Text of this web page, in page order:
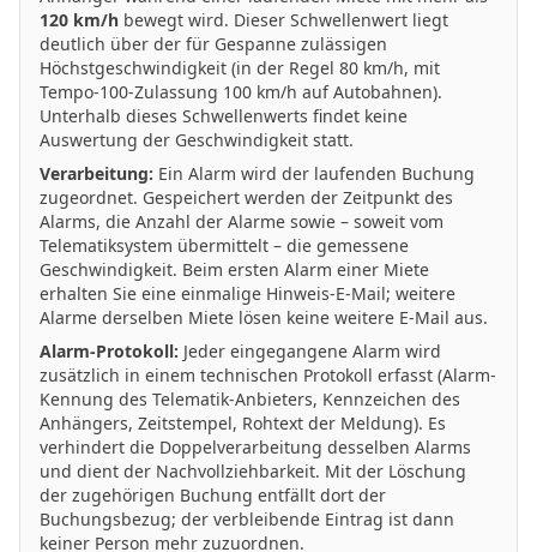
120 km/h bewegt wird. Dieser Schwellenwert liegt
deutlich über der für Gespanne zulässigen
Höchstgeschwindigkeit (in der Regel 80 km/h, mit
Tempo-100-Zulassung 100 km/h auf Autobahnen).
Unterhalb dieses Schwellenwerts findet keine
Auswertung der Geschwindigkeit statt.
Verarbeitung: Ein Alarm wird der laufenden Buchung
zugeordnet. Gespeichert werden der Zeitpunkt des
Alarms, die Anzahl der Alarme sowie – soweit vom
Telematiksystem übermittelt – die gemessene
Geschwindigkeit. Beim ersten Alarm einer Miete
erhalten Sie eine einmalige Hinweis-E-Mail; weitere
Alarme derselben Miete lösen keine weitere E-Mail aus.
Alarm-Protokoll: Jeder eingegangene Alarm wird
zusätzlich in einem technischen Protokoll erfasst (Alarm-
Kennung des Telematik-Anbieters, Kennzeichen des
Anhängers, Zeitstempel, Rohtext der Meldung). Es
verhindert die Doppelverarbeitung desselben Alarms
und dient der Nachvollziehbarkeit. Mit der Löschung
der zugehörigen Buchung entfällt dort der
Buchungsbezug; der verbleibende Eintrag ist dann
keiner Person mehr zuzuordnen.